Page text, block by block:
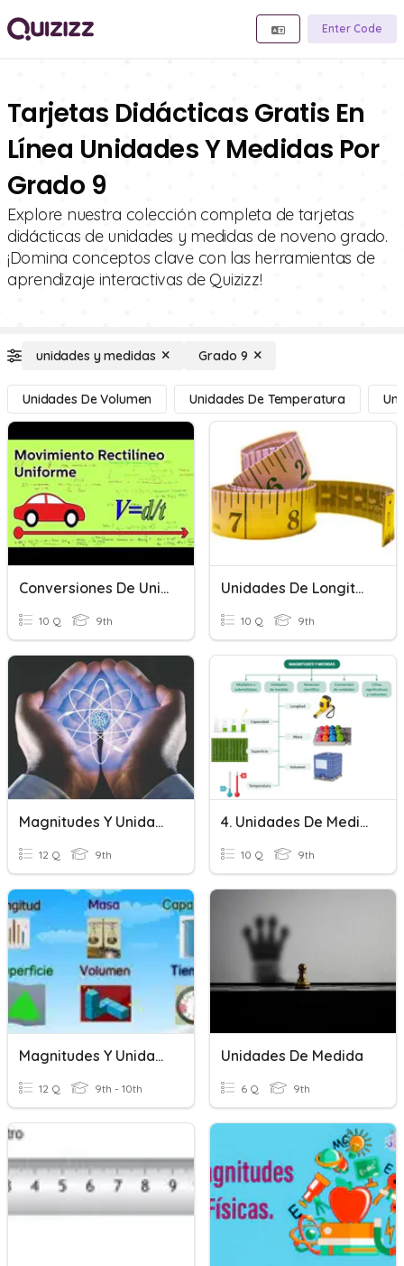
Enter Code
Tarjetas Didácticas Gratis En
Línea Unidades Y Medidas Por
Grado 9
Explore nuestra colección completa de tarjetas
didácticas de unidades y medidas de noveno grado.
¡Domina conceptos clave con las herramientas de
aprendizaje interactivas de Quizizz!
unidades y medidas Grado 9
Unidades De Volumen Unidades De Temperatura
Conversiones De Unidades Para MRU
10 Q 9th
Unidades De Longitud
10 Q 9th
Magnitudes Y Unidades De Medida
12 Q 9th
4. Unidades De Medida
10 Q 9th
Magnitudes Y Unidades
12 Q 9th - 10th
Unidades De Medida
6 Q 9th